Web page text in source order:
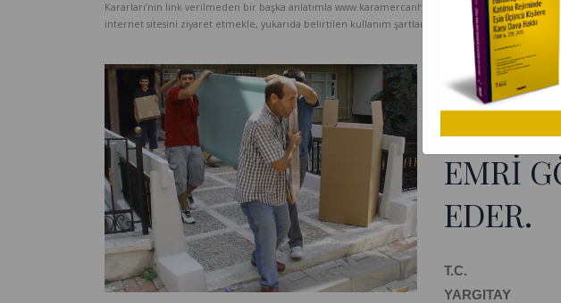
Kararları’nın link verilmeden bir başka anlatımla www.karamercanhukuk.com internet adresinden
internet sitesini ziyaret etmekle, yukarıda belirtilen kullanım şartlarını kabul etmiş sayılırsınız.
ASIL
EMRİ
EDER.
T.C.
YARGITAY